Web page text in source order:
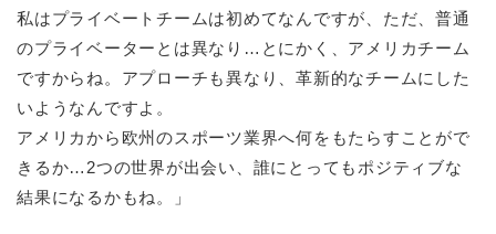
私はプライベートチームは初めてなんですが、ただ、普通
のプライベーターとは異なり…とにかく、アメリカチーム
ですからね。アプローチも異なり、革新的なチームにした
いようなんですよ。
アメリカから欧州のスポーツ業界へ何をもたらすことがで
きるか…2つの世界が出会い、誰にとってもポジティブな
結果になるかもね。」